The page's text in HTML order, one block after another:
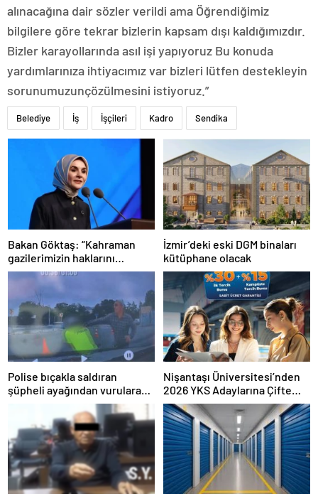
alınacağına dair sözler verildi ama Öğrendiğimiz
bilgilere göre tekrar bizlerin kapsam dışı kaldığımızdır.
Bizler karayollarında asıl işi yapıyoruz Bu konuda
yardımlarınıza ihtiyacımız var bizleri lütfen destekleyin
sorunumuzunçözülmesini istiyoruz.”
Belediye İş İşçileri Kadro Sendika
Bakan Göktaş: “Kahraman
gazilerimizin haklarını
güçlendiren yeni bir dönemin
kapılarını aralıyoruz”
İzmir’deki eski DGM binaları
kütüphane olacak
Polise bıçakla saldıran
şüpheli ayağından vurularak
Nişantaşı Üniversitesi’nden
2026 YKS Adaylarına Çifte
Güvence: Sabit Ücret ve
Kesintisiz Burs